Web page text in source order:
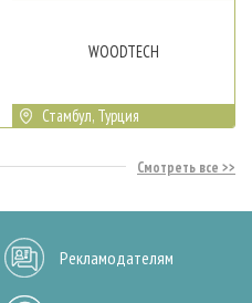
WOODTECH
Стамбул, Турция
Смотреть все
Рекламодателям